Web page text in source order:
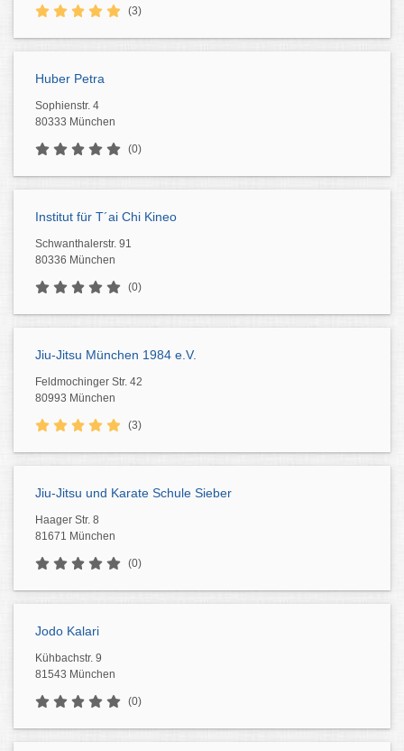
(3)
Huber Petra
Sophienstr. 4
80333 München
(0)
Institut für T´ai Chi Kineo
Schwanthalerstr. 91
80336 München
(0)
Jiu-Jitsu München 1984 e.V.
Feldmochinger Str. 42
80993 München
(3)
Jiu-Jitsu und Karate Schule Sieber
Haager Str. 8
81671 München
(0)
Jodo Kalari
Kühbachstr. 9
81543 München
(0)